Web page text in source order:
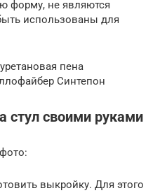
форму, не являются
использованы для
пена
Синтепон
стул своими руками
выкройку. Для этого